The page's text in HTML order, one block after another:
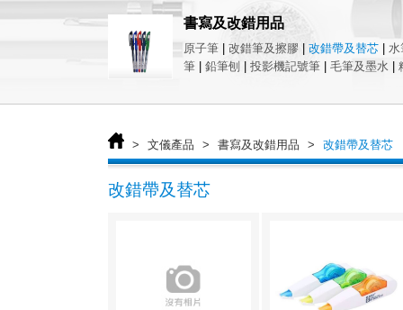
書寫及改錯用品
原子筆 改錯筆及擦膠 改錯帶及替芯
水
筆
鉛筆刨 投影機記號筆 毛筆及墨水
> 文儀產品 > 書寫及改錯用品 > 改錯帶及替芯
改錯帶及替芯